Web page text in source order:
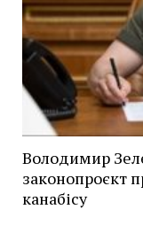
Володимир
законопроєкт
канабісу